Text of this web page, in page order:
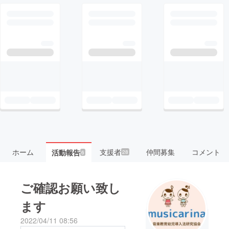
ホーム 活動報告6 支援者28 仲間募集 コメント
ご確認お願い致し
ます
2022/04/11 08:56